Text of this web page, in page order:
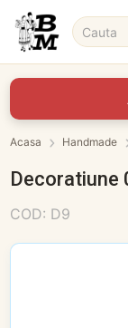
Acasa Handmade
Decoratiune
COD: D9